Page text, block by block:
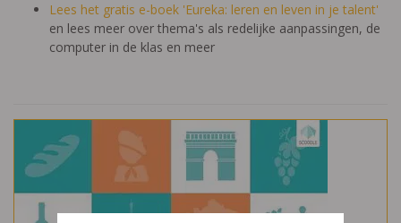
Lees het gratis e-boek 'Eureka: leren en leven in je talent'
en lees meer over thema's als redelijke aanpassingen, de
computer in de klas en meer